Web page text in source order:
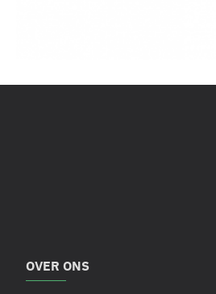
OVER ONS